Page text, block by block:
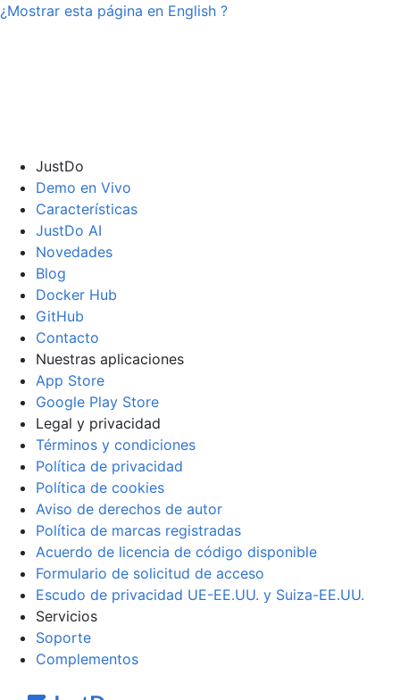
¿Mostrar esta página en English ?
JustDo
Demo en Vivo
Características
JustDo AI
Novedades
Blog
Docker Hub
GitHub
Contacto
Nuestras aplicaciones
App Store
Google Play Store
Legal y privacidad
Términos y condiciones
Política de privacidad
Política de cookies
Aviso de derechos de autor
Política de marcas registradas
Acuerdo de licencia de código disponible
Formulario de solicitud de acceso
Escudo de privacidad UE-EE.UU. y Suiza-EE.UU.
Servicios
Soporte
Complementos